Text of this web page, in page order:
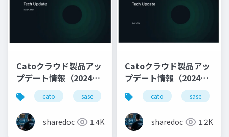
Catoクラウド製品アッ
プデート情報（2024年
3月版）cato sase productupdate
sharedoc 1.4K
Catoクラウド製品アッ
プデート情報（2024年
2月版）cato sase
sharedoc 1.2K